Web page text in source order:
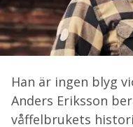
Han är ingen blyg
Anders Eriksson
våffelbrukets